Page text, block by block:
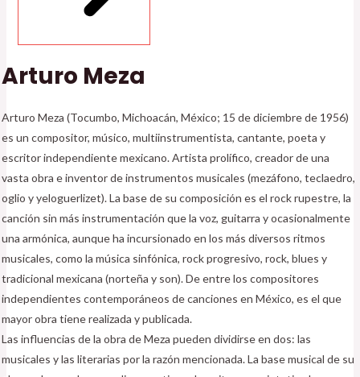
Arturo Meza
Arturo Meza (Tocumbo, Michoacán, México; 15 de diciembre de 1956)
es un compositor, músico, multiinstrumentista, cantante, poeta y
escritor independiente mexicano. Artista prolífico, creador de una
vasta obra e inventor de instrumentos musicales (mezáfono, teclaedro,
oglio y yeloguerlizet). La base de su composición es el rock rupestre, la
canción sin más instrumentación que la voz, guitarra y ocasionalmente
una armónica, aunque ha incursionado en los más diversos ritmos
musicales, como la música sinfónica, rock progresivo, rock, blues y
tradicional mexicana (norteña y son). De entre los compositores
independientes contemporáneos de canciones en México, es el que
mayor obra tiene realizada y publicada.
Las influencias de la obra de Meza pueden dividirse en dos: las
musicales y las literarias por la razón mencionada. La base musical de su